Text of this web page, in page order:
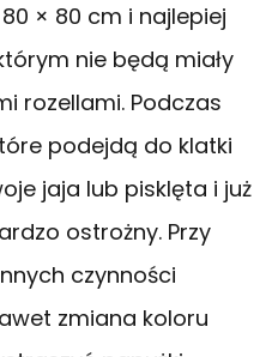
× 80 cm i najlepiej
nie będą miały
rozellami. Podczas
podejdą do klatki
jaja lub pisklęta i już
ostrożny. Przy
czynności
zmiana koloru